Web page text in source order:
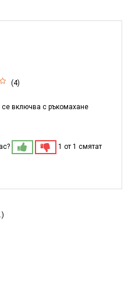
(4)
включва с ръкомахане
1 от 1 смятат